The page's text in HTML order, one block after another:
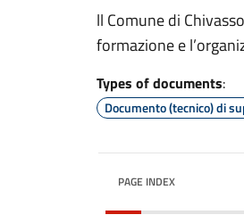
ll Comune di
formazione e
Types of documents:
Documento (tecnico) di
PAGE INDEX